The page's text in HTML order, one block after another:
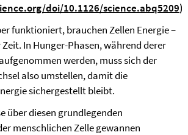
doi/10.1126/science.abq5209).
funktioniert, brauchen Zellen Energie –
In Hunger-Phasen, während derer
werden, muss sich der
also umstellen, damit die
sichergestellt bleibt.
über diesen grundlegenden
menschlichen Zelle gewannen